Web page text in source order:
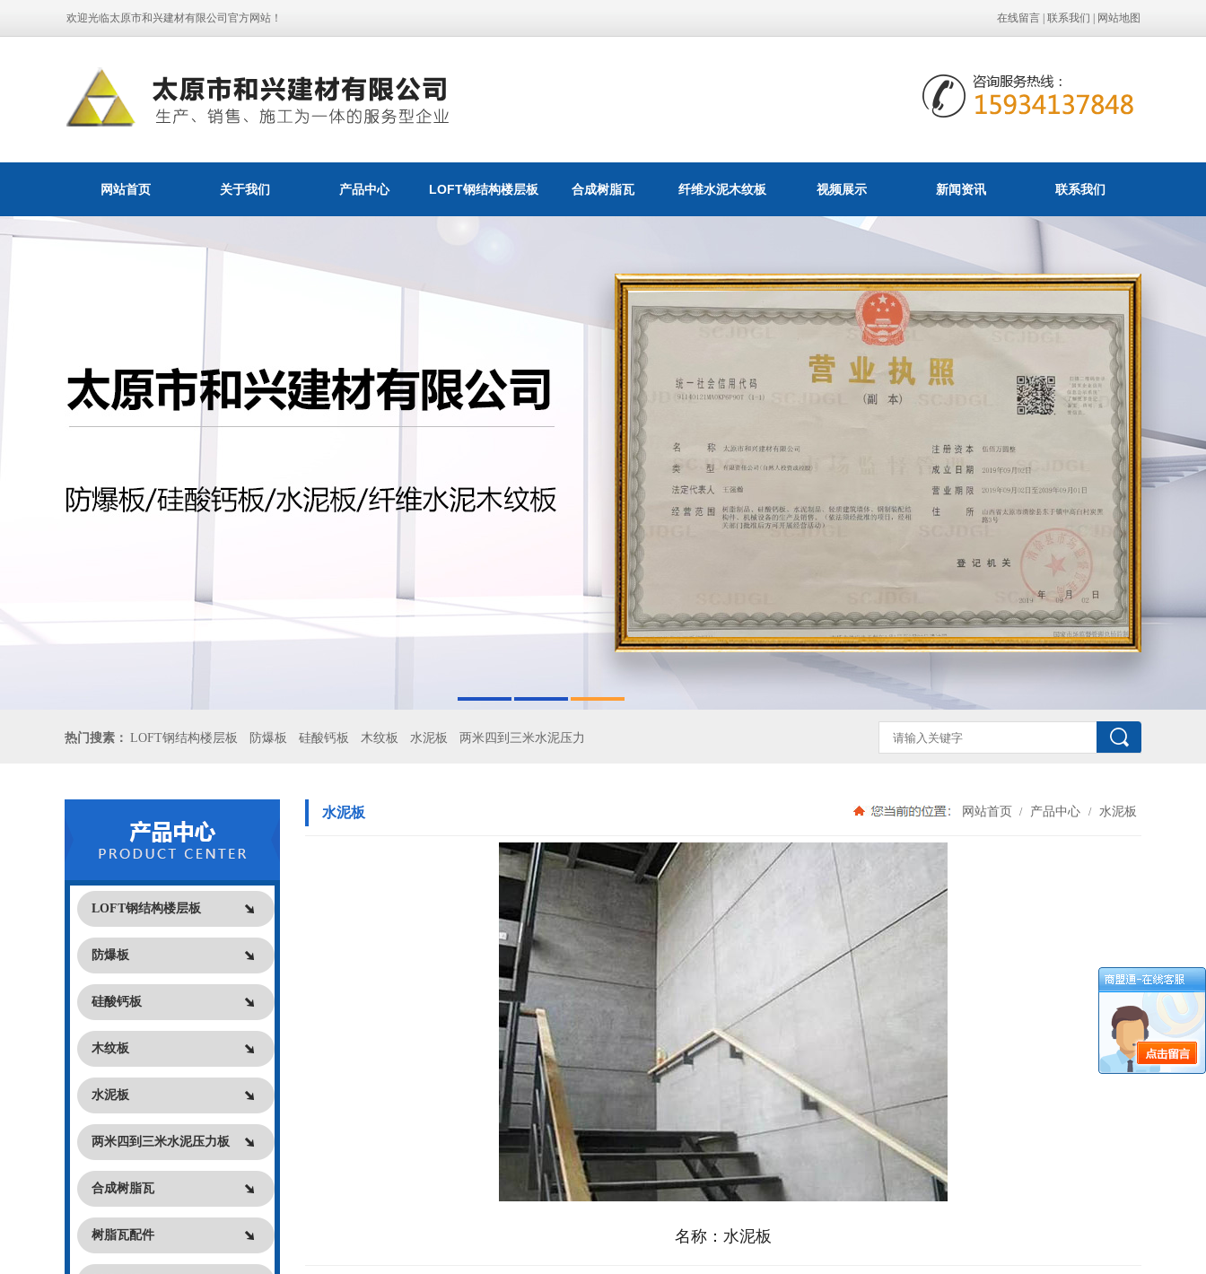
欢迎光临太原市和兴建材有限公司官方网站！ 在线留言| 联系我们 网站地图
网站首页 关于我们 产品中心 LOFT钢结构楼层板 合成树脂瓦 纤维水泥木纹板 视频展示 新闻资讯 联系我们
热门搜素： LOFT钢结构楼层板 防爆板 硅酸钙板 木纹板 水泥板 两米四到三米水泥压力
LOFT钢结构楼层板
防爆板
硅酸钙板
木纹板
水泥板
两米四到三米水泥压力板
合成树脂瓦
树脂瓦配件
水泥板 网站首页 / 产品中心 / 水泥板
名称： 水泥板